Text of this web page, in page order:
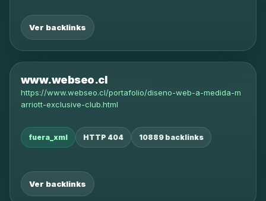
Ver backlinks
www.webseo.cl
https://www.webseo.cl/portafolio/diseno-web-a-medida-m
arriott-exclusive-club.html
fuera_xml HTTP 404 10889 backlinks
Ver backlinks